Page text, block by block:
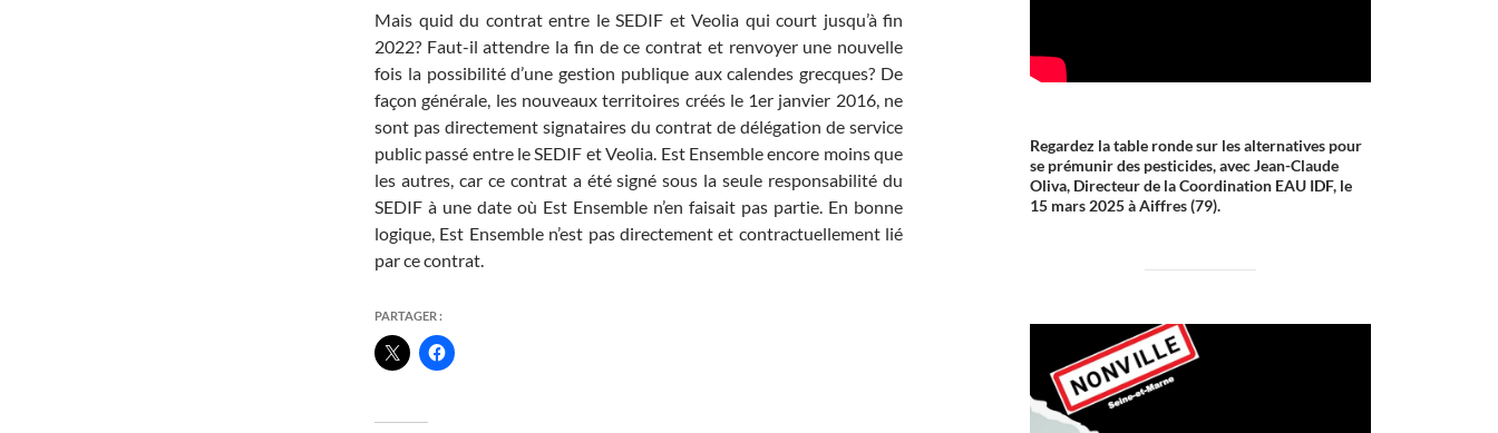
Mais quid du contrat entre le SEDIF et Veolia qui court jusqu’à fin
2022? Faut-il attendre la fin de ce contrat et renvoyer une nouvelle
fois la possibilité d’une gestion publique aux calendes grecques? De
façon générale, les nouveaux territoires créés le 1er janvier 2016, ne
sont pas directement signataires du contrat de délégation de service
public passé entre le SEDIF et Veolia. Est Ensemble encore moins que
les autres, car ce contrat a été signé sous la seule responsabilité du
SEDIF à une date où Est Ensemble n’en faisait pas partie. En bonne
logique, Est Ensemble n’est pas directement et contractuellement lié
par ce contrat.
PARTAGER :
Regardez la table ronde sur les alternatives pour
se prémunir des pesticides, avec Jean-Claude
Oliva, Directeur de la Coordination EAU IDF, le
15 mars 2025 à Aiffres (79).